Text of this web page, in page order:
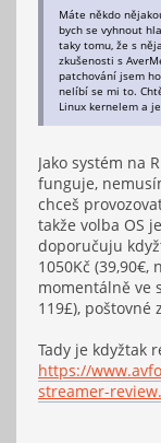
Máte někdo
bych se vyhnout
taky tomu, že s
zkušenosti s
patchování jsem
nelíbí se mi to.
Linux kernelem a
Jako systém na
funguje,
chceš
takže volba OS
doporučuju
1050Kč (39,90€,
momentálně ve
119£), poštovné
Tady je kdyžtak
https://
streamer-